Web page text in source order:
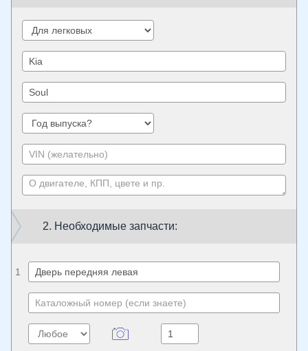
2. Необходимые запчасти:
1